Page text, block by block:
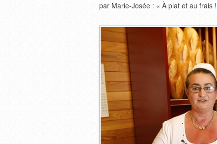
par Marie-Josée : « À plat et au frais